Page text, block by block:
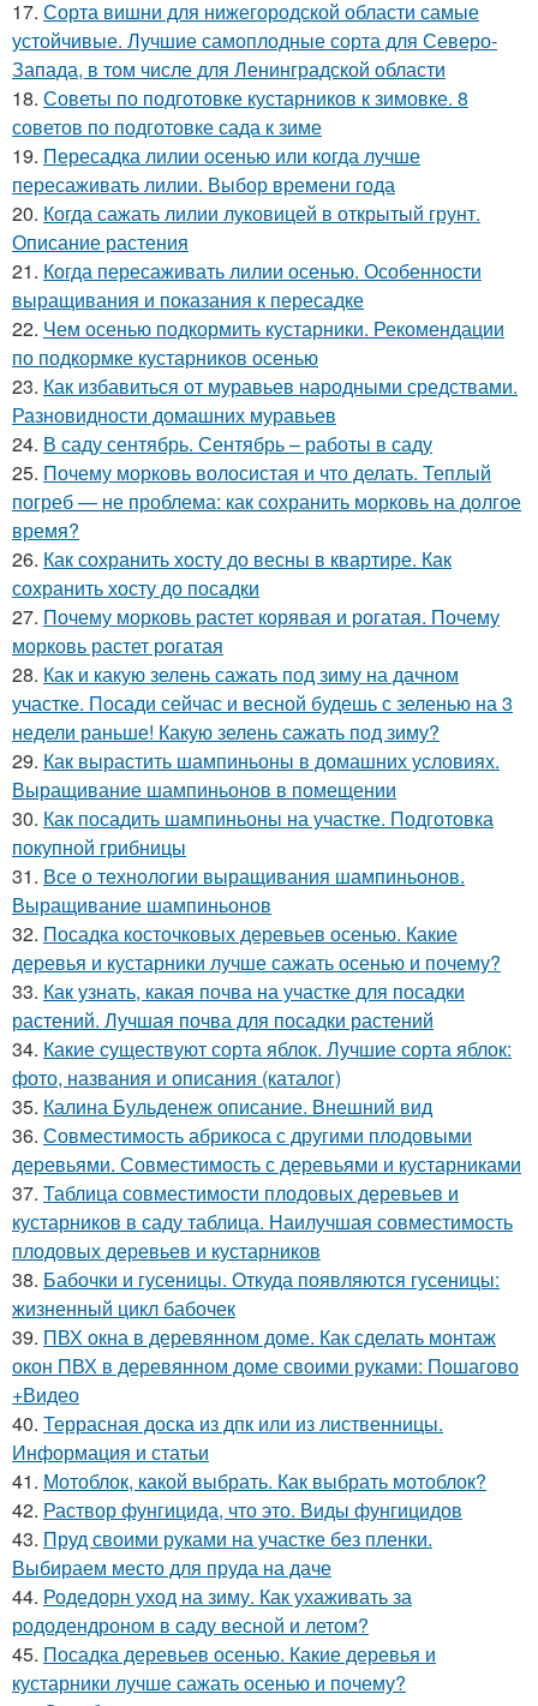
17. Сорта вишни для нижегородской области самые
устойчивые. Лучшие самоплодные сорта для Северо-
Запада, в том числе для Ленинградской области
18. Советы по подготовке кустарников к зимовке. 8
советов по подготовке сада к зиме
19. Пересадка лилии осенью или когда лучше
пересаживать лилии. Выбор времени года
20. Когда сажать лилии луковицей в открытый грунт.
Описание растения
21. Когда пересаживать лилии осенью. Особенности
выращивания и показания к пересадке
22. Чем осенью подкормить кустарники. Рекомендации
по подкормке кустарников осенью
23. Как избавиться от муравьев народными средствами.
Разновидности домашних муравьев
24. В саду сентябрь. Сентябрь – работы в саду
25. Почему морковь волосистая и что делать. Теплый
погреб — не проблема: как сохранить морковь на долгое
время?
26. Как сохранить хосту до весны в квартире. Как
сохранить хосту до посадки
27. Почему морковь растет корявая и рогатая. Почему
морковь растет рогатая
28. Как и какую зелень сажать под зиму на дачном
участке. Посади сейчас и весной будешь с зеленью на 3
недели раньше! Какую зелень сажать под зиму?
29. Как вырастить шампиньоны в домашних условиях.
Выращивание шампиньонов в помещении
30. Как посадить шампиньоны на участке. Подготовка
покупной грибницы
31. Все о технологии выращивания шампиньонов.
Выращивание шампиньонов
32. Посадка косточковых деревьев осенью. Какие
деревья и кустарники лучше сажать осенью и почему?
33. Как узнать, какая почва на участке для посадки
растений. Лучшая почва для посадки растений
34. Какие существуют сорта яблок. Лучшие сорта яблок:
фото, названия и описания (каталог)
35. Калина Бульденеж описание. Внешний вид
36. Совместимость абрикоса с другими плодовыми
деревьями. Совместимость с деревьями и кустарниками
37. Таблица совместимости плодовых деревьев и
кустарников в саду таблица. Наилучшая совместимость
плодовых деревьев и кустарников
38. Бабочки и гусеницы. Откуда появляются гусеницы:
жизненный цикл бабочек
39. ПВХ окна в деревянном доме. Как сделать монтаж
окон ПВХ в деревянном доме своими руками: Пошагово
+Видео
40. Террасная доска из дпк или из лиственницы.
Информация и статьи
41. Мотоблок, какой выбрать. Как выбрать мотоблок?
42. Раствор фунгицида, что это. Виды фунгицидов
43. Пруд своими руками на участке без пленки.
Выбираем место для пруда на даче
44. Родедорн уход на зиму. Как ухаживать за
рододендроном в саду весной и летом?
45. Посадка деревьев осенью. Какие деревья и
кустарники лучше сажать осенью и почему?